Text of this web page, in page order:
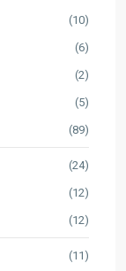
(10)
(6)
(2)
(5)
(89)
(24)
(12)
(12)
(11)